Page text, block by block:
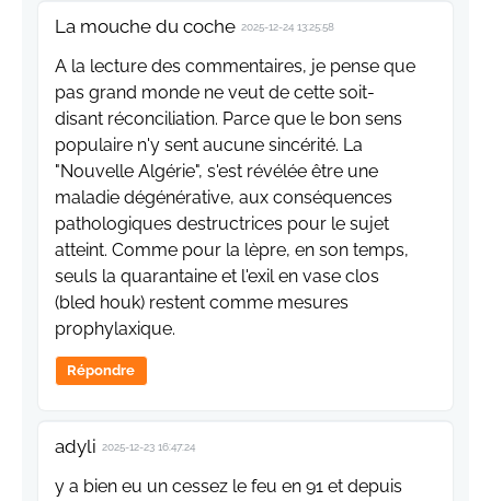
La mouche du coche 2025-12-24 13:25:58
A la lecture des commentaires, je pense que
pas grand monde ne veut de cette soit-
disant réconciliation. Parce que le bon sens
populaire n'y sent aucune sincérité. La
"Nouvelle Algérie", s'est révélée être une
maladie dégénérative, aux conséquences
pathologiques destructrices pour le sujet
atteint. Comme pour la lèpre, en son temps,
seuls la quarantaine et l'exil en vase clos
(bled houk) restent comme mesures
prophylaxique.
Répondre
adyli 2025-12-23 16:47:24
y a bien eu un cessez le feu en 91 et depuis